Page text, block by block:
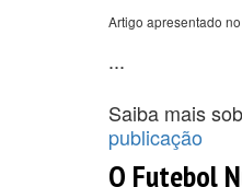
Artigo apresentado
...
Saiba mais
publicação
O Futebol